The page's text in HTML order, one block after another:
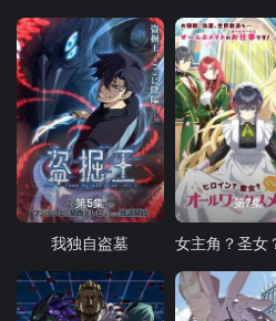
第5集
我独自盗墓
第7集